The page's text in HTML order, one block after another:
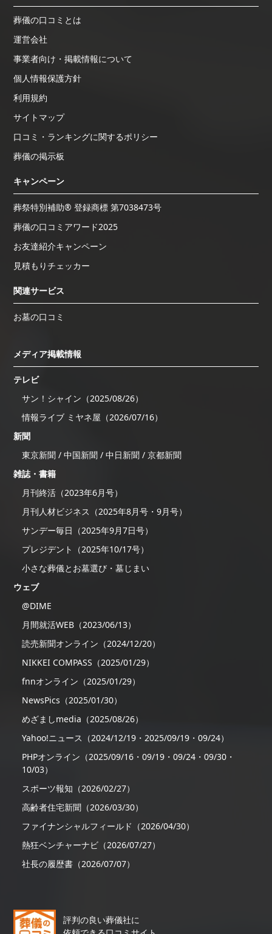
葬儀の口コミとは
運営会社
事業者向け・掲載情報について
個人情報保護方針
利用規約
サイトマップ
口コミ・ランキングに関するポリシー
葬儀の掲示板
キャンペーン
葬祭特別補助® 登録商標 第7038473号
葬儀の口コミアワード2025
お友達紹介キャンペーン
見積もりチェッカー
関連サービス
お墓の口コミ
メディア掲載情報
テレビ
サン！シャイン（2025/08/26）
情報ライブ ミヤネ屋（2026/07/16）
新聞
東京新聞 / 中国新聞 / 中日新聞 / 京都新聞
雑誌・書籍
月刊終活（2023年6月号）
月刊人材ビジネス（2025年8月号・9月号）
サンデー毎日（2025年9月7日号）
プレジデント（2025年10/17号）
小さな葬儀とお墓選び・墓じまい
ウェブ
@DIME
月間就活WEB（2023/06/13）
読売新聞オンライン（2024/12/20）
NIKKEI COMPASS（2025/01/29）
fnnオンライン（2025/01/29）
NewsPics（2025/01/30）
めざましmedia（2025/08/26）
Yahoo!ニュース（2024/12/19・2025/09/19・09/24）
PHPオンライン（2025/09/16・09/19・09/24・09/30・
10/03）
スポーツ報知（2026/02/27）
高齢者住宅新聞（2026/03/30）
ファイナンシャルフィールド（2026/04/30）
熱狂ベンチャーナビ（2026/07/27）
社長の履歴書（2026/07/07）
評判の良い葬儀社に